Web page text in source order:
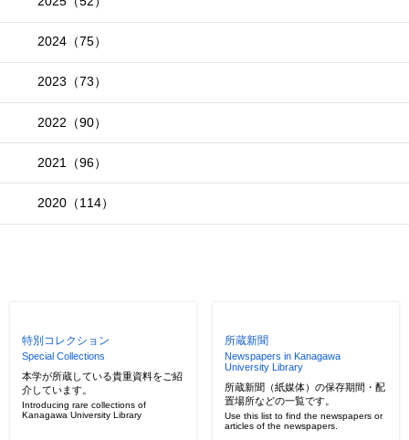
2024（75）
2023（73）
2022（90）
2021（96）
2020（114）
特別コレクション
Special Collections
本学が所蔵している貴重資料をご紹
介しています。
Introducing rare collections of
Kanagawa University Library
所蔵新聞
Newspapers in Kanagawa
University Library
所蔵新聞（紙媒体）の保存期間・配
置場所などの一覧です。
Use this list to find the newspapers or
articles of the newspapers.